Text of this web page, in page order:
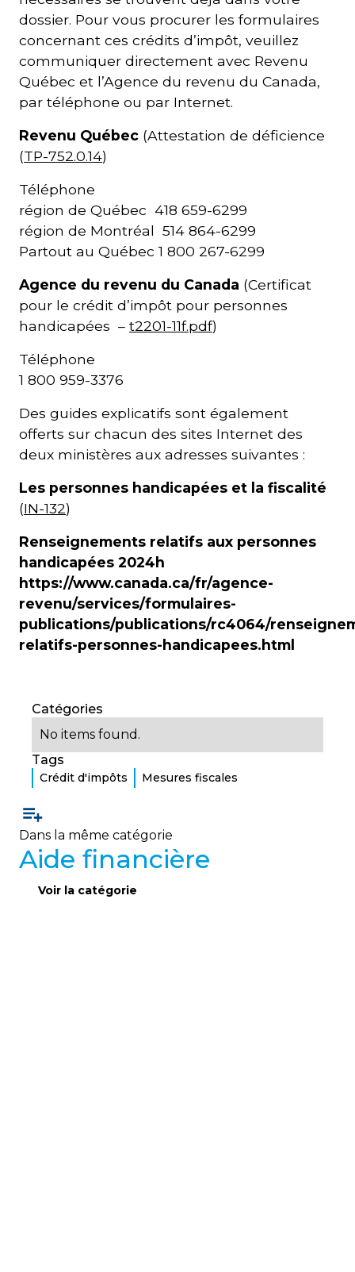
dossier. Pour vous procurer les formulaires
concernant ces crédits d’impôt, veuillez
communiquer directement avec Revenu
Québec et l’Agence du revenu du Canada,
par téléphone ou par Internet.
Revenu Québec (Attestation de déficience
(TP-752.0.14)
Téléphone
région de Québec 418 659-6299
région de Montréal 514 864-6299
Partout au Québec 1 800 267-6299
Agence du revenu du Canada (Certificat
pour le crédit d’impôt pour personnes
handicapées – t2201-11f.pdf)
Téléphone
1 800 959-3376
Des guides explicatifs sont également
offerts sur chacun des sites Internet des
deux ministères aux adresses suivantes :
Les personnes handicapées et la fiscalité
(IN-132)
Renseignements relatifs aux personnes
handicapées 2024h
https://www.canada.ca/fr/agence-
revenu/services/formulaires-
publications/publications/rc4064/
relatifs-personnes-handicapees.html
Catégories
No items found.
Tags
Crédit d'impôts Mesures fiscales
Dans la même catégorie
Aide financière
Voir la catégorie